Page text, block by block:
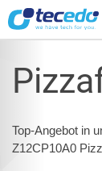
Top-Angebot in
Z12CP10A0